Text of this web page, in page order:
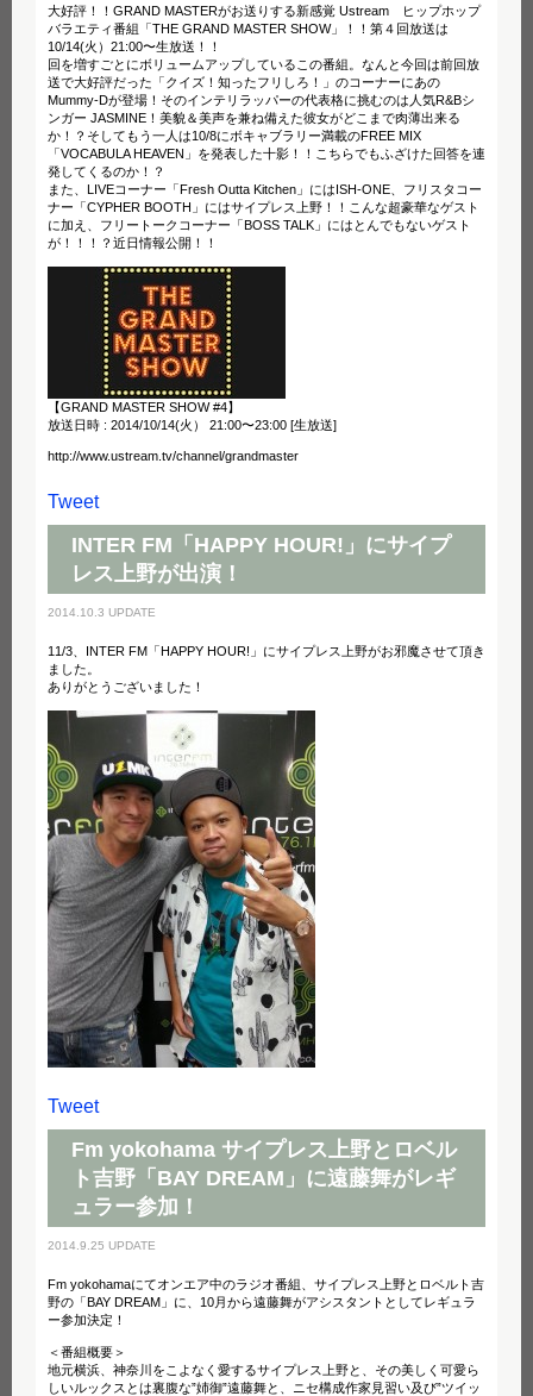
大好評！！GRAND MASTERがお送りする新感覚 Ustream ヒップホップ
バラエティ番組「THE GRAND MASTER SHOW」！！第４回放送は
10/14(火）21:00〜生放送！！
回を増すごとにボリュームアップしているこの番組。なんと今回は前回放
送で大好評だった「クイズ！知ったフリしろ！」のコーナーにあの
Mummy-Dが登場！そのインテリラッパーの代表格に挑むのは人気R&Bシ
ンガー JASMINE！美貌＆美声を兼ね備えた彼女がどこまで肉薄出来る
か！？そしてもう一人は10/8にボキャブラリー満載のFREE MIX
「VOCABULA HEAVEN」を発表した十影！！こちらでもふざけた回答を連
発してくるのか！？
また、LIVEコーナー「Fresh Outta Kitchen」にはISH-ONE、フリスタコー
ナー「CYPHER BOOTH」にはサイプレス上野！！こんな超豪華なゲスト
に加え、フリートークコーナー「BOSS TALK」にはとんでもないゲスト
が！！！？近日情報公開！！
【GRAND MASTER SHOW #4】
放送日時 : 2014/10/14(火） 21:00〜23:00 [生放送]
http://www.ustream.tv/channel/grandmaster
Tweet
INTER FM「HAPPY HOUR!」にサイプ
レス上野が出演！
2014.10.3 UPDATE
11/3、INTER FM「HAPPY HOUR!」にサイプレス上野がお邪魔させて頂き
ました。
ありがとうございました！
Tweet
Fm yokohama サイプレス上野とロベル
ト吉野「BAY DREAM」に遠藤舞がレギ
ュラー参加！
2014.9.25 UPDATE
Fm yokohamaにてオンエア中のラジオ番組、サイプレス上野とロベルト吉
野の「BAY DREAM」に、10月から遠藤舞がアシスタントとしてレギュラ
ー参加決定！
＜番組概要＞
地元横浜、神奈川をこよなく愛するサイプレス上野と、その美しく可愛ら
しいルックスとは裏腹な”姉御”遠藤舞と、ニセ構成作家見習い及び”ツイッ